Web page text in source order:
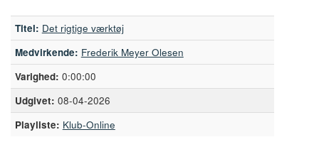
Titel: Det rigtige værktøj
Medvirkende: Frederik Meyer Olesen
0:00:00
08-04-2026
Playliste: Klub-Online